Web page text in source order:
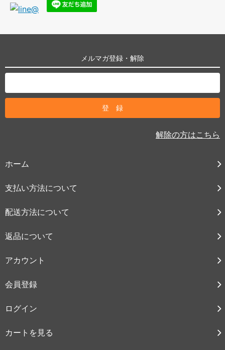
メルマガ登録・解除
解除の方はこちら
ホーム
支払い方法について
配送方法について
返品について
アカウント
会員登録
ログイン
カートを見る